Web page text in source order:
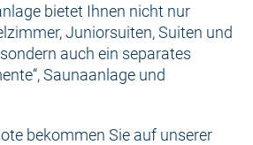
bietet Ihnen nicht nur
Juniorsuiten, Suiten und
auch ein separates
Saunaanlage und
bekommen Sie auf unserer